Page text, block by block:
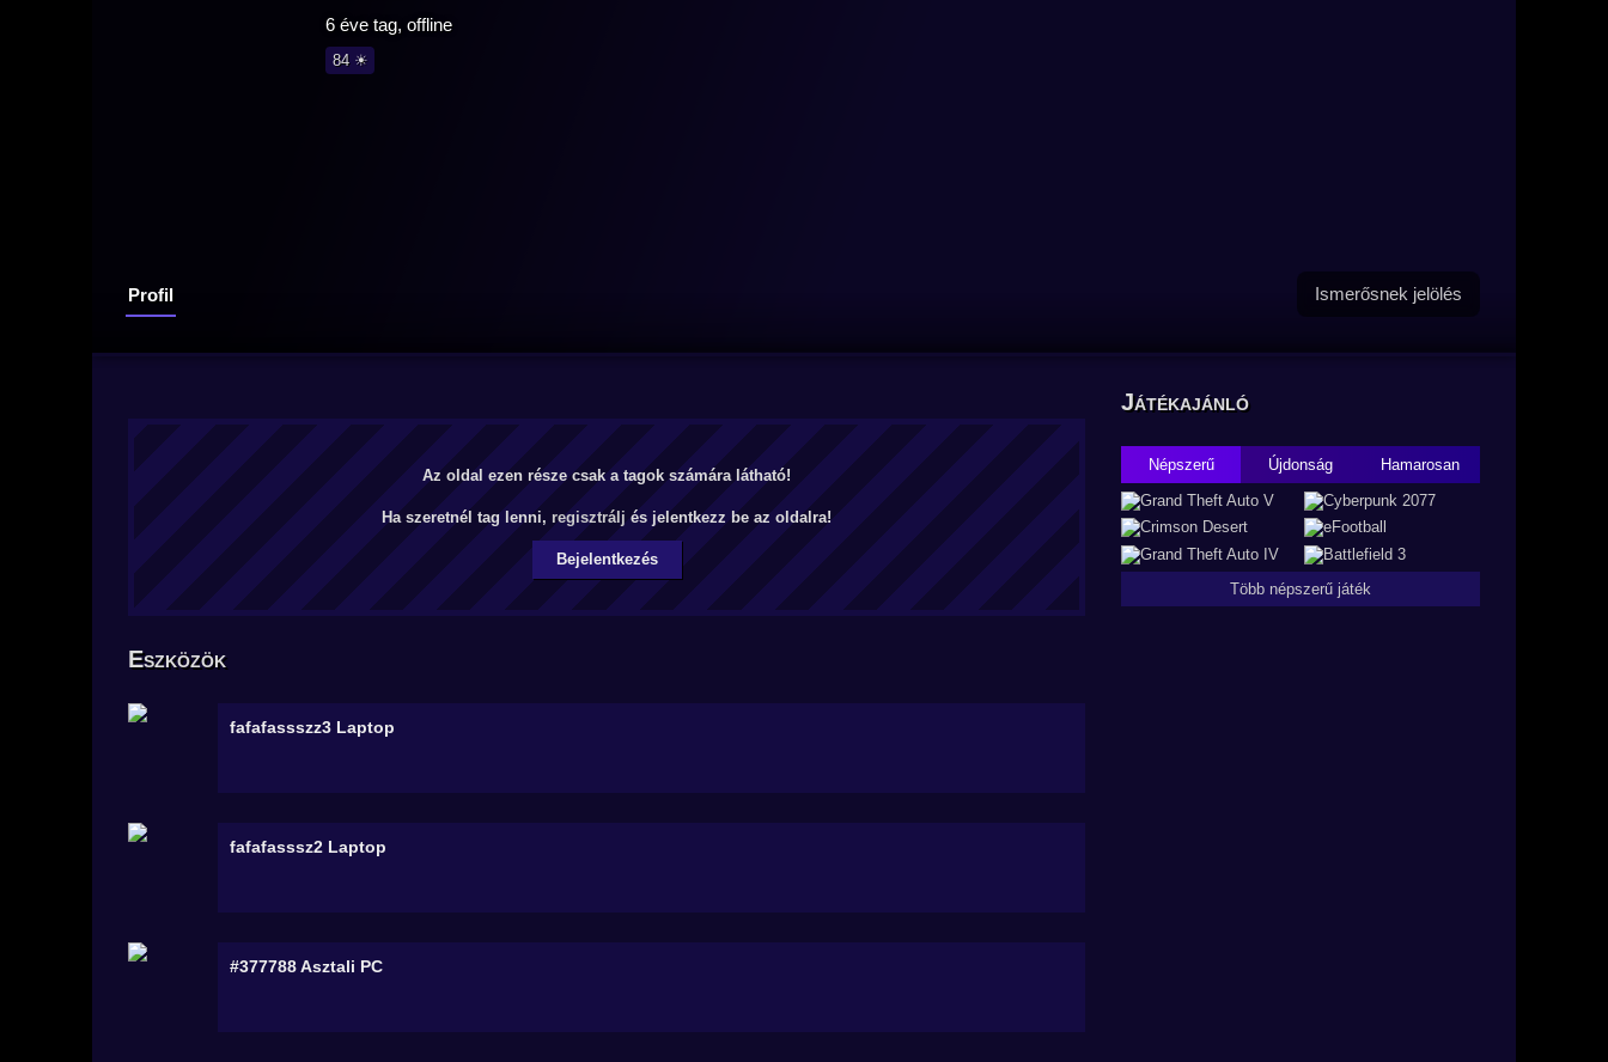
6 éve tag, offline
84 ☀
Profil Ismerősnek jelölés
Az oldal ezen része csak a tagok számára látható!
Ha szeretnél tag lenni, regisztrálj és jelentkezz be az oldalra!
Bejelentkezés
Eszközök
fafafassszz3 Laptop
fafafasssz2 Laptop
#377788Asztali PC
Játékajánló
Népszerű Újdonság Hamarosan
Több népszerű játék